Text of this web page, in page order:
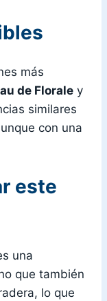
más
de Florale y
similares
con una
este
una
que también
lo que